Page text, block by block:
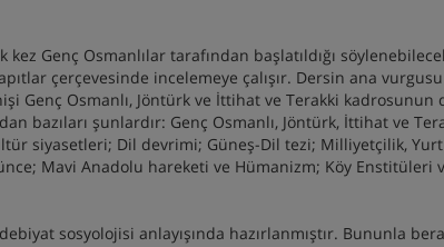
Genç Osmanlılar tarafından başlatıldığı
çerçevesinde incelemeye çalışır. Dersin ana
Genç Osmanlı, Jöntürk ve İttihat ve Terakki kadrosunun
bazıları şunlardır: Genç Osmanlı, Jöntürk, İttihat ve
siyasetleri; Dil devrimi; Güneş-Dil tezi; Milliyetçilik,
Mavi Anadolu hareketi ve Hümanizm; Köy Enstitüleri
sosyolojisi anlayışında hazırlanmıştır. Bununla